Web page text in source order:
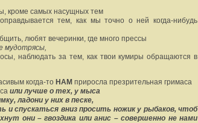
кроме самых насущных тем
тем, как мы точно о ней когда-нибудь
любят вечеринки, где много прессы
мудотрясы,
наблюдать за тем, как твои кумиры обращаются в
когда-то НАМ приросла презрительная гримаса
или лучше о тех, у мыса
ладони у них в песке,
спускаться вниз просить ножик у рыбаков, чтоб
они – гвоздика или анис – совершенно не нами